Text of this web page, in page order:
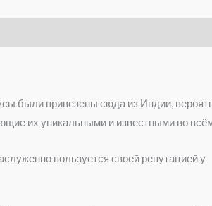
были привезены сюда из Индии,
их уникальными и известными во
пользуется своей репутацией у